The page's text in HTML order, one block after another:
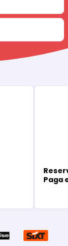
Paga